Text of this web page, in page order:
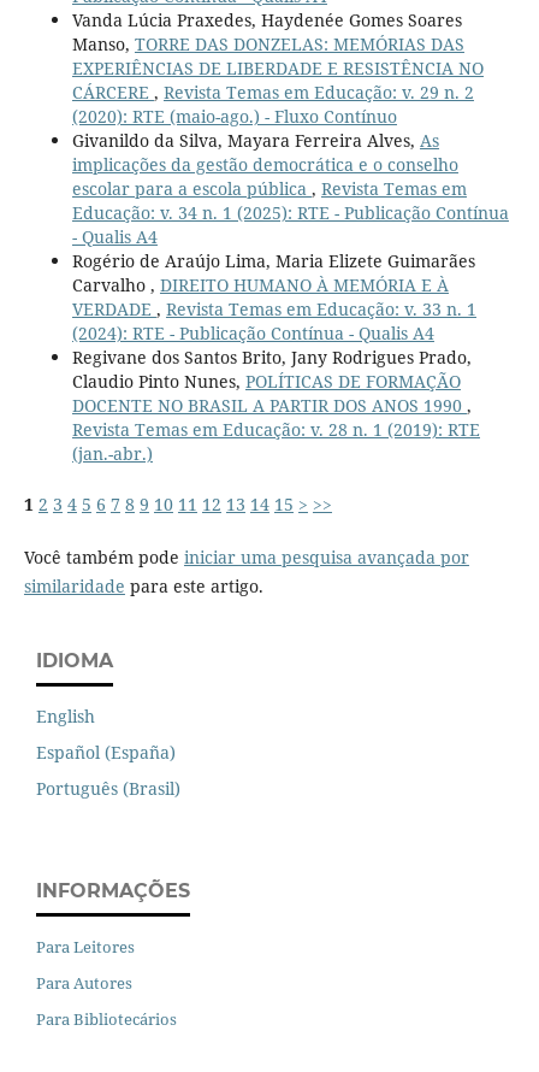
Vanda Lúcia Praxedes, Haydenée Gomes Soares
Manso, TORRE DAS DONZELAS: MEMÓRIAS DAS
EXPERIÊNCIAS DE LIBERDADE E RESISTÊNCIA NO
CÁRCERE , Revista Temas em Educação: v. 29 n. 2
(2020): RTE (maio-ago.) - Fluxo Contínuo
Givanildo da Silva, Mayara Ferreira Alves, As
implicações da gestão democrática e o conselho
escolar para a escola pública , Revista Temas em
Educação: v. 34 n. 1 (2025): RTE - Publicação Contínua
- Qualis A4
Rogério de Araújo Lima, Maria Elizete Guimarães
Carvalho , DIREITO HUMANO À MEMÓRIA E À
VERDADE , Revista Temas em Educação: v. 33 n. 1
(2024): RTE - Publicação Contínua - Qualis A4
Regivane dos Santos Brito, Jany Rodrigues Prado,
Claudio Pinto Nunes, POLÍTICAS DE FORMAÇÃO
DOCENTE NO BRASIL A PARTIR DOS ANOS 1990 ,
Revista Temas em Educação: v. 28 n. 1 (2019): RTE
(jan.-abr.)
1 2 3 4 5 6 7 8 9 10 11 12 13 14 15 > >>
Você também pode iniciar uma pesquisa avançada por
similaridade para este artigo.
IDIOMA
English
Español (España)
Português (Brasil)
INFORMAÇÕES
Para Leitores
Para Autores
Para Bibliotecários